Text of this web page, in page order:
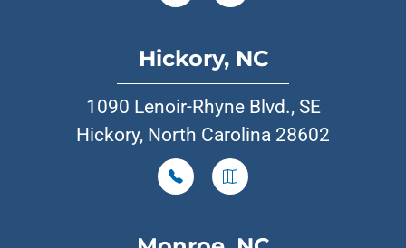
Hickory, NC
1090 Lenoir-Rhyne Blvd., SE
Hickory, North Carolina 28602